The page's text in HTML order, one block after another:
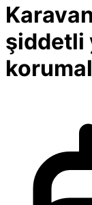
şiddetli